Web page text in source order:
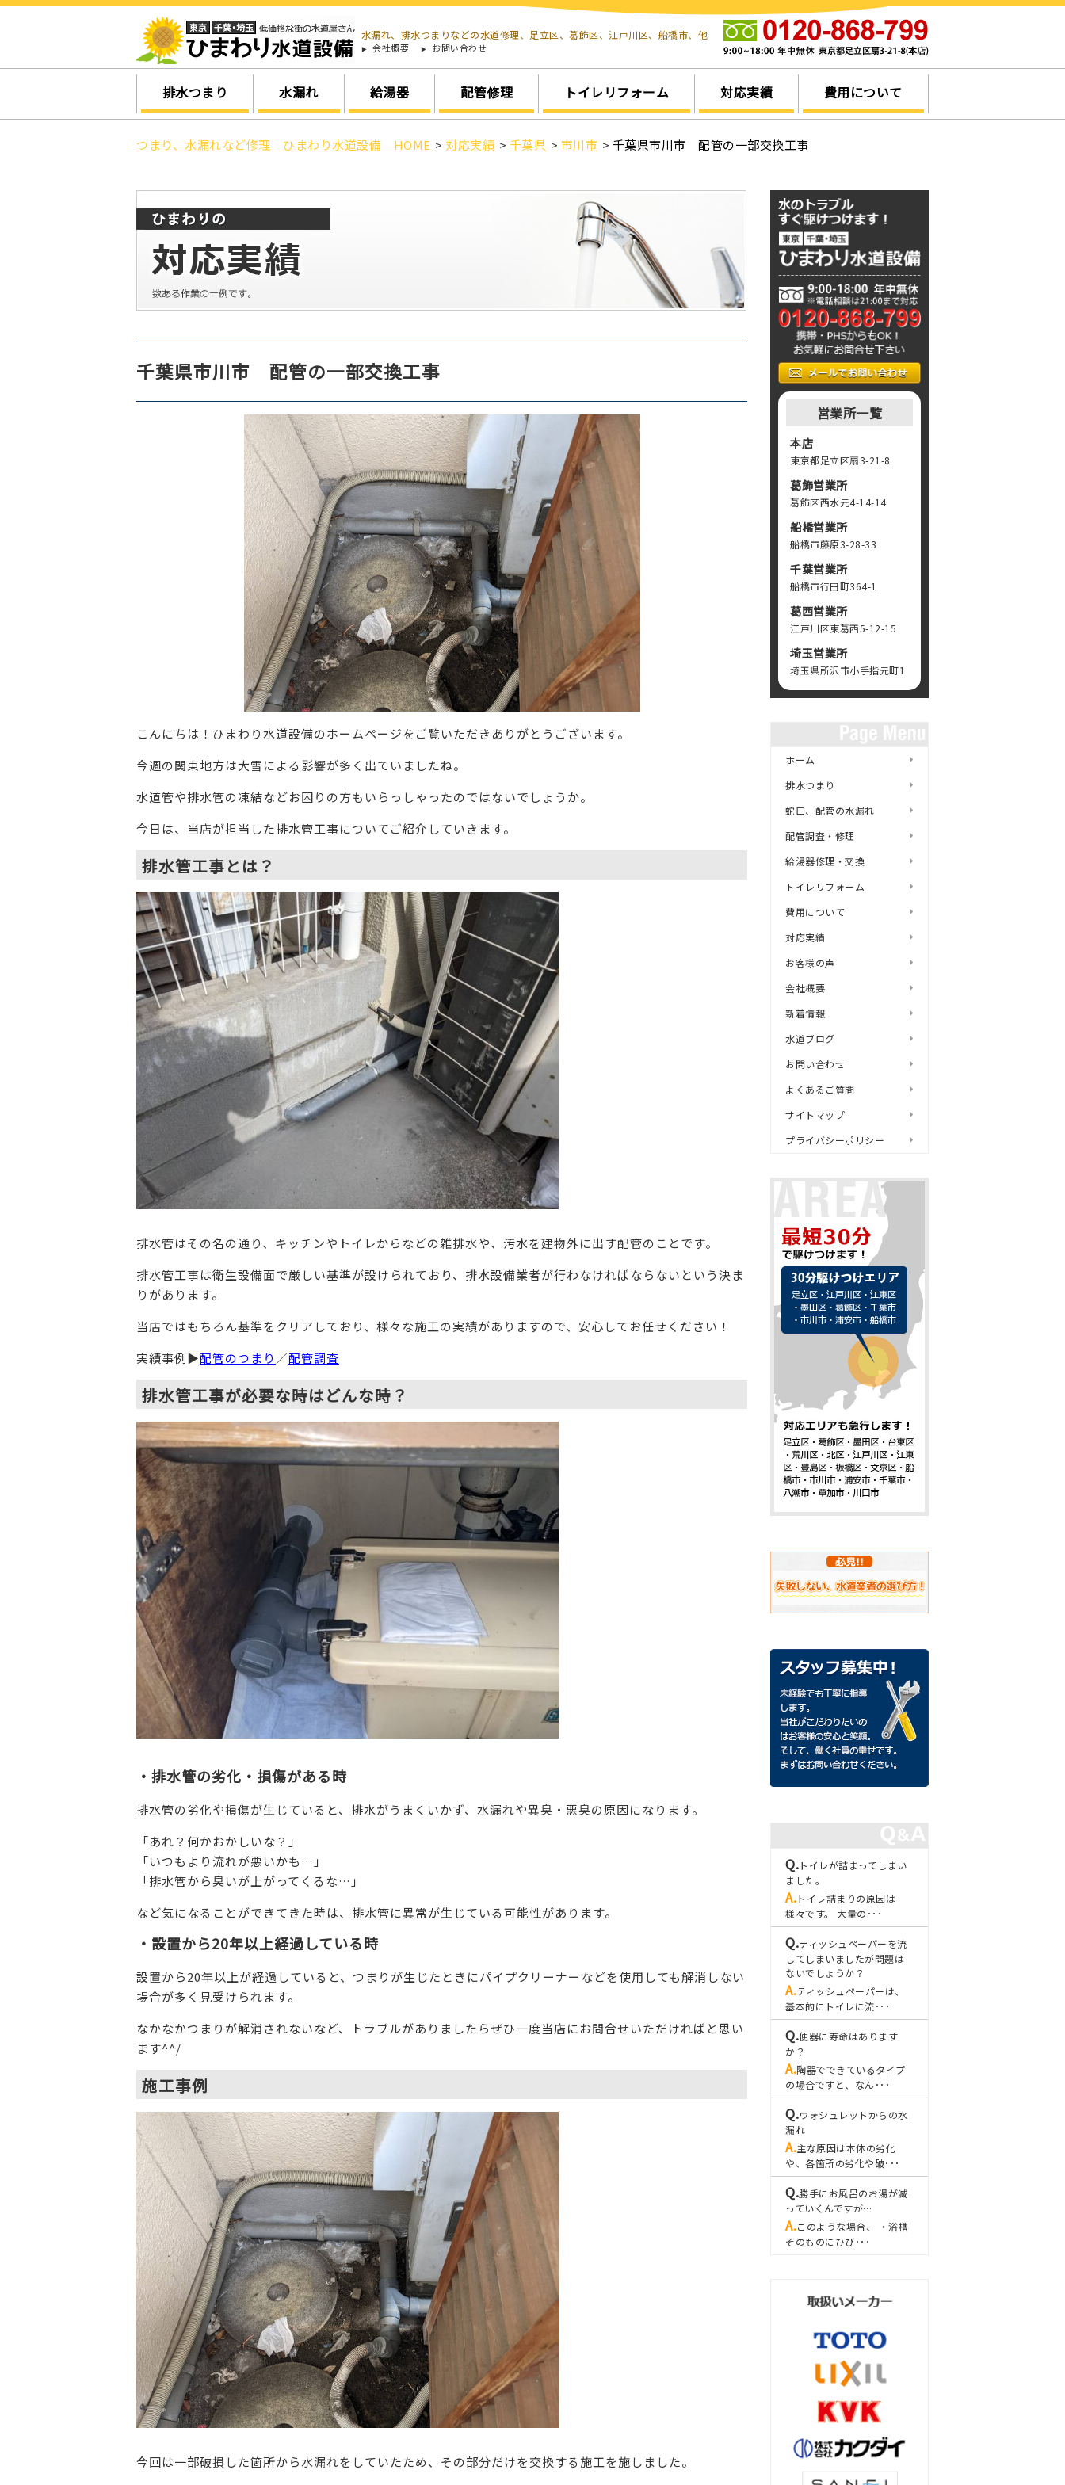
水漏れ、排水つまりなどの水道修理、足立区、葛飾区、江戸川区、船橋市、他
会社概要 お問い合わせ
排水つまり 水漏れ 給湯器 配管修理 トイレリフォーム 対応実績 費用について
つまり、水漏れなど修理 ひまわり水道設備 HOME > 対応実績 > 千葉県 > 市川市 > 千葉県市川市 配管の一部交換工事
千葉県市川市 配管の一部交換工事
こんにちは！ひまわり水道設備のホームページをご覧いただきありがとうございます。
今週の関東地方は大雪による影響が多く出ていましたね。
水道管や排水管の凍結などお困りの方もいらっしゃったのではないでしょうか。
今日は、当店が担当した排水管工事についてご紹介していきます。
排水管工事とは？
排水管はその名の通り、キッチンやトイレからなどの雑排水や、汚水を建物外に出す配管のことです。
排水管工事は衛生設備面で厳しい基準が設けられており、排水設備業者が行わなければならないという決ま
りがあります。
当店ではもちろん基準をクリアしており、様々な施工の実績がありますので、安心してお任せください！
実績事例▶︎配管のつまり ／配管調査
排水管工事が必要な時はどんな時？
・排水管の劣化・損傷がある時
排水管の劣化や損傷が生じていると、排水がうまくいかず、水漏れや異臭・悪臭の原因になります。
「あれ？何かおかしいな？」
「いつもより流れが悪いかも…」
「排水管から臭いが上がってくるな…」
など気になることができてきた時は、排水管に異常が生じている可能性があります。
・設置から20年以上経過している時
設置から20年以上が経過していると、つまりが生じたときにパイプクリーナーなどを使用しても解消しない
場合が多く見受けられます。
なかなかつまりが解消されないなど、トラブルがありましたらぜひ一度当店にお問合せいただければと思い
ます^^/
施工事例
今回は一部破損した箇所から水漏れをしていたため、その部分だけを交換する施工を施しました。
営業所一覧
本店
東京都足立区扇3-21-8
葛飾営業所
葛飾区西水元4-14-14
船橋営業所
船橋市藤原3-28-33
千葉営業所
船橋市行田町364-1
葛西営業所
江戸川区東葛西5-12-15
埼玉営業所
埼玉県所沢市小手指元町1
ホーム
排水つまり
蛇口、配管の水漏れ
配管調査・修理
給湯器修理・交換
トイレリフォーム
費用について
対応実績
お客様の声
会社概要
新着情報
水道ブログ
お問い合わせ
よくあるご質問
サイトマップ
プライバシーポリシー
トイレが詰まってしまい
ました。
トイレ詰まりの原因は
様々です。 大量の･･･
ティッシュペーパーを流
してしまいましたが問題は
ないでしょうか？
ティッシュペーパーは、
基本的にトイレに流･･･
便器に寿命はあります
か？
陶器でできているタイプ
の場合ですと、なん･･･
ウォシュレットからの水
漏れ
主な原因は本体の劣化
や、各箇所の劣化や破･･･
勝手にお風呂のお湯が減
っていくんですが…
このような場合、 ・浴槽
そのものにひび･･･